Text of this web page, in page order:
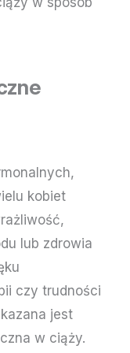
kobiet
lub zdrowia
czy trudności
jest
w ciąży.